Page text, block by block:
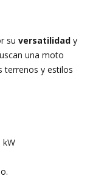
suversatilidad y
una moto
terrenos y estilos
kW